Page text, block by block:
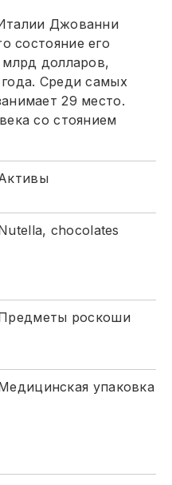
Джованни
состояние его
млрд долларов,
Среди самых
29 место.
со стоянием
chocolates
роскоши
упаковка